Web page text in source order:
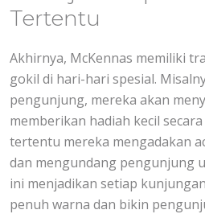
Tertentu
Akhirnya, McKennas memiliki
gokil di hari-hari spesial.
pengunjung, mereka akan
memberikan hadiah kecil
tertentu mereka mengadakan
dan mengundang pengunjung
ini menjadikan setiap
penuh warna dan bikin